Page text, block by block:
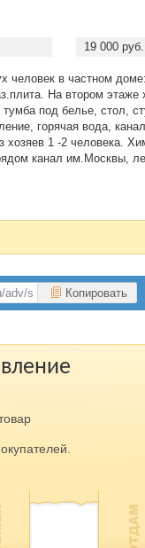
19 000 руб.
человек в частном
На втором
под белье, стол,
горячая вода,
1 -2 человека.
канал им.Москвы,
Копировать